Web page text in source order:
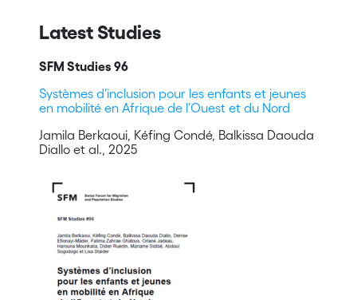
Latest Studies
SFM Studies 96
Systèmes d’inclusion pour les enfants et jeunes
en mobilité en Afrique de l’Ouest et du Nord
Jamila Berkaoui, Kéfing Condé, Balkissa Daouda
Diallo et al., 2025